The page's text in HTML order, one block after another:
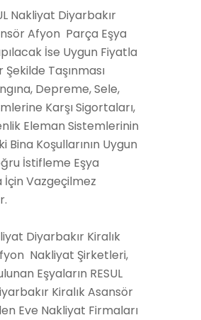
Nakliyat Diyarbakır
Afyon Parça Eşya
İse Uygun Fiyatla
Şekilde Taşınması
Depreme, Sele,
Karşı Sigortaları,
Eleman Sistemlerinin
Bina Koşullarının Uygun
İstifleme Eşya
Vazgeçilmez
Diyarbakır Kiralık
Nakliyat Şirketleri,
Eşyaların RESUL
Kiralık Asansör
Eve Nakliyat Firmaları